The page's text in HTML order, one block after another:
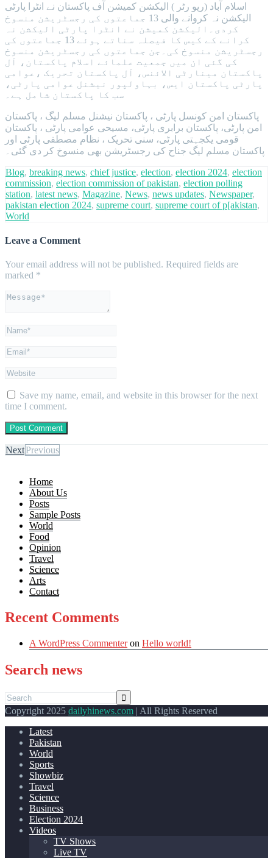
اسلام آباد (رپو رٹر ) الیکشن کمیشن آف پاکستان نے انٹرا پارٹی
الیکشن نہ کروانے والی 13 جماعتوں کی رجسٹریشن منسوخ
کردی۔الیکشن کمیشن نے انٹرا پارٹی الیکشن نہ
کرانے کے کیس کا فیصلہ سناتے ہوئے 13 جماعتوں کی
رجسٹریشن منسوخ کی۔جن جماعتوں کی رجسٹریشن منسوخ
کی گئی ان میں جمعیت علمائے اسلام پاکستان، آل
پاکستان مینارٹی الائنس، آل پاکستان تحریک ،عوامی
پارٹی پاکستان ایس، بہاولپور نیشنل عوامی پارٹی،
سب کا پاکستان شامل ہے۔
پاکستان امن کونسل پارٹی ، پاکستان نیشنل مسلم لیگ ، پاکستان
امن پارٹی، پاکستان برابری پارٹی، مسیحی عوامی پارٹی ، پاکستان
قومی یکجہتی پارٹی، سنی تحریک ، نظام مصطفی پارٹی اور
پاکستان مسلم لیگ جناح کی رجسٹریشن بھی منسوخ کر دی گئی۔
Blog, breaking news, chief justice, election, election 2024, election
commission, election commission of pakistan, election polling
station, latest news, Magazine, News, news updates, Newspaper,
pakistan election 2024, supreme court, supreme court of p[akistan,
World
Leave a Comment
Your email address will not be published. Required fields are
marked *
Save my name, email, and website in this browser for the next
time I comment.
NextPrevious
Home
About Us
Posts
Sample Posts
World
Food
Opinion
Travel
Science
Arts
Contact
Recent Comments
A WordPress Commenteron Hello world!
Search news
Copyright 2025 dailyhinews.com | All Rights Reserved
Latest
Pakistan
World
Sports
Showbiz
Travel
Science
Business
Election 2024
Videos
TV Shows
Live TV